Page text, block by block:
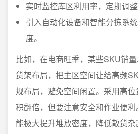
实时监控库区利用率，定期调整
引入自动化设备和智能分拣系
度。
比如，在电商旺季，某些SKU销
货架布局，把主区空间让给高频
规布局，避免空间闲置。采用高
积翻倍，但要注意安全和作业便
能极大提升堆放密度，降低散货杂